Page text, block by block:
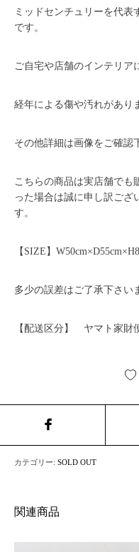
ミッドセンチュリーを代表
です。
ご自宅や店舗のインテリア
経年による傷や汚れがあり
その他詳細は画像をご確認
こちらの商品は実店舗でも
った場合は誠に申し訳ござ
す。
【SIZE】
多少の誤差はご了承下さい
【配送区分】 ヤマト家財
カテゴリー:SOLD OUT
関連商品